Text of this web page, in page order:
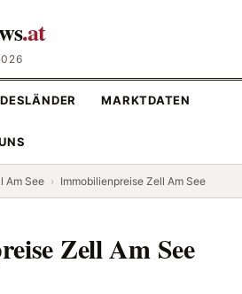
.at
MARKTDATEN
Am See › Immobilienpreise Zell Am See
Zell Am See